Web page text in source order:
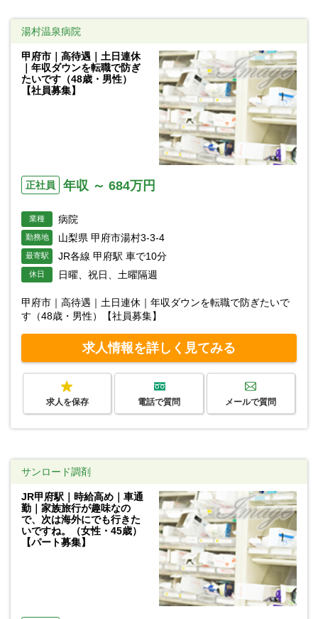
湯村温泉病院
甲府市｜高待遇｜土日連休
｜年収ダウンを転職で防ぎ
たいです（48歳・男性）
【社員募集】
正社員 年収 ～ 684万円
業種 病院
勤務地 山梨県 甲府市湯村3-3-4
最寄駅 JR各線 甲府駅 車で10分
休日 日曜、祝日、土曜隔週
甲府市｜高待遇｜土日連休｜年収ダウンを転職で防ぎたいで
す（48歳・男性）【社員募集】
求人情報を詳しく見てみる
求人を保存 電話で質問 メールで質問
サンロード調剤
JR甲府駅｜時給高め｜車通
勤｜家族旅行が趣味なの
で、次は海外にでも行きた
いですね。（女性・45歳）
【パート募集】